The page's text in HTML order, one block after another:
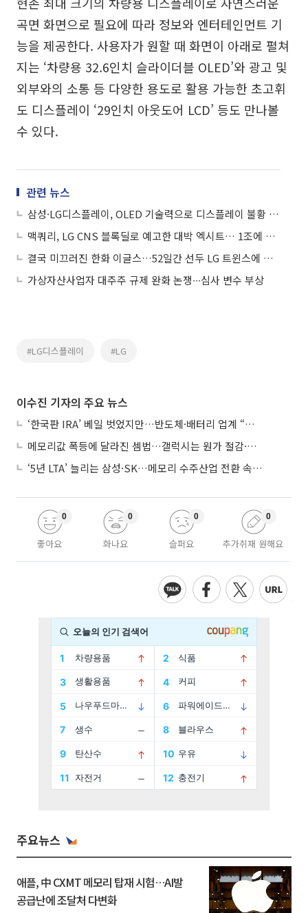
곡면 화면으로 필요에 따라 정보와 엔터테인먼트 기
능을 제공한다. 사용자가 원할 때 화면이 아래로 펼쳐
지는 ‘차량용 32.6인치 슬라이더블 OLED’와 광고 및
외부와의 소통 등 다양한 용도로 활용 가능한 초고휘
도 디스플레이 ‘29인치 아웃도어 LCD’ 등도 만나볼
수 있다.
관련 뉴스
삼성·LG디스플레이, OLED 기술력으로 디스플레이 불황 극복한다
맥쿼리, LG CNS 블록딜로 예고한 대박 엑시트… 1조에 사서 2조 가치
결국 미끄러진 한화 이글스…52일간 선두 LG 트윈스에 내줬다
가상자산사업자 대주주 규제 완화 논쟁∙∙∙심사 변수 부상
#LG디스플레이 #LG
이수진 기자의 주요 뉴스
‘한국판 IRA’ 베일 벗었지만…반도체·배터리 업계 “시행령이 관건”
메모리값 폭등에 달라진 셈법…갤럭시는 원가 절감·아이폰은 서비스 확대
‘5년 LTA’ 늘리는 삼성·SK…메모리 수주산업 전환 속 다른 셈법
좋아요
0
화나요
0
슬퍼요
0
추가취재 원해요
0
주요뉴스
애플, 中 CXMT 메모리 탑재 시험…AI발
공급난에 조달처 다변화